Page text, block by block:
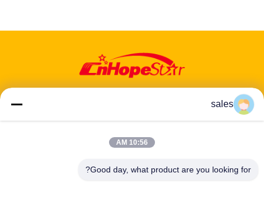
عنوان: 601-606، الطابق 6، المبنى E، حديقة يوانفين الصناعية، منطقة
هاتف:86-13424296897
sales
10:56 AM
Good day, what product are you looking for?